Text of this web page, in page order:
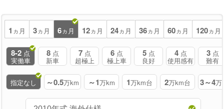
1 ヵ月 3ヵ月 6ヵ月 12ヵ月 24ヵ月 36ヵ月 60ヵ月 120ヵ月
8-2 点
実働車
8 点
新車
7 点
超極上
6 点
極上車
5 点
良好
4 点
使用感有
3 点
難有
指定なし ～0.5万km ～1万km 1万km台 2万km台 3～4万